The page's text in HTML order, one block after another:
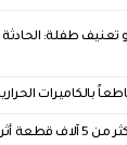
تعنيف طفلة: الحادثة
بعد 2003.. تهريب أكثر